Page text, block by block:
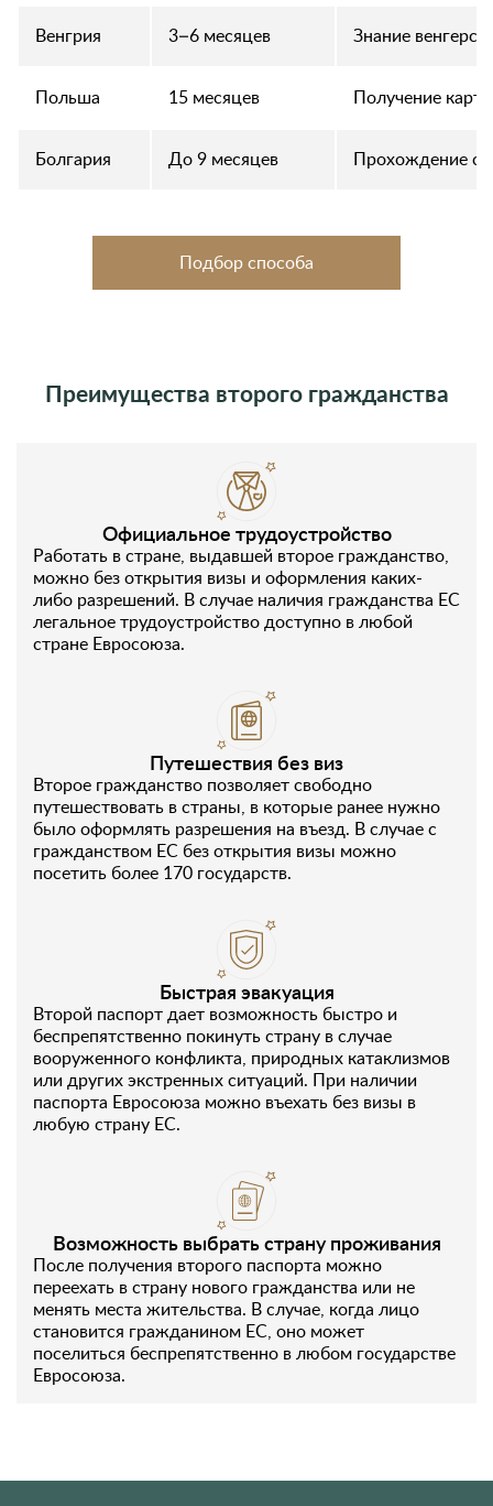
Венгрия 3–6 месяцев Знание
Польша 15 месяцев Получение
Болгария До 9 месяцев Прохождение
Подбор способа
Преимущества второго гражданства
Официальное трудоустройство
Работать в стране, выдавшей второе гражданство,
можно без открытия визы и оформления каких-
либо разрешений. В случае наличия гражданства ЕС
легальное трудоустройство доступно в любой
стране Евросоюза.
Путешествия без виз
Второе гражданство позволяет свободно
путешествовать в страны, в которые ранее нужно
было оформлять разрешения на въезд. В случае с
гражданством ЕС без открытия визы можно
посетить более 170 государств.
Быстрая эвакуация
Второй паспорт дает возможность быстро и
беспрепятственно покинуть страну в случае
вооруженного конфликта, природных катаклизмов
или других экстренных ситуаций. При наличии
паспорта Евросоюза можно въехать без визы в
любую страну ЕС.
Возможность выбрать страну проживания
После получения второго паспорта можно
переехать в страну нового гражданства или не
менять места жительства. В случае, когда лицо
становится гражданином ЕС, оно может
поселиться беспрепятственно в любом государстве
Евросоюза.